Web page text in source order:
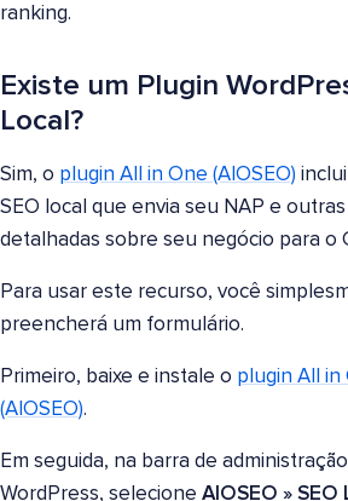
ranking.
Existe um Plugin
Local?
Sim, o plugin All in One (AIOSEO)
SEO local que envia seu NAP e
detalhadas sobre seu negócio para o
Para usar este recurso, você
preencherá um formulário.
Primeiro, baixe e instale o plugin All in
(AIOSEO).
Em seguida, na barra de
WordPress, selecione AIOSEO » SEO